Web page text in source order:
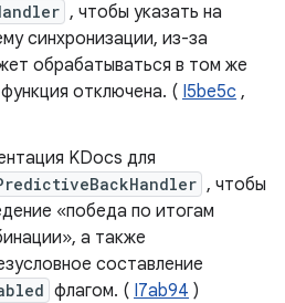
, чтобы указать на
синхронизации, из-за
обрабатываться в том же
отключена. ( I5be5c ,
KDocs для
, чтобы
«победа по итогам
а также
составление
флагом. ( I7ab94 )